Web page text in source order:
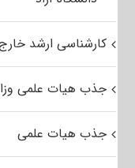
کارشناسی ارشد
جذب هیات علمی
جذب هیات علمی